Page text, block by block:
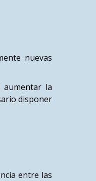
nuevas
aumentar la
disponer
entre las